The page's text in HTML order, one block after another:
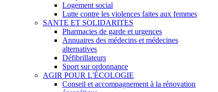
Logement social
Lutte contre les violences faites aux femmes
SANTE ET SOLIDARITES
Pharmacies de garde et urgences
Annuaires des médecins et médecines
alternatives
Défibrillateurs
Sport sur ordonnance
AGIR POUR L'ÉCOLOGIE
Conseil et accompagnement à la rénovation